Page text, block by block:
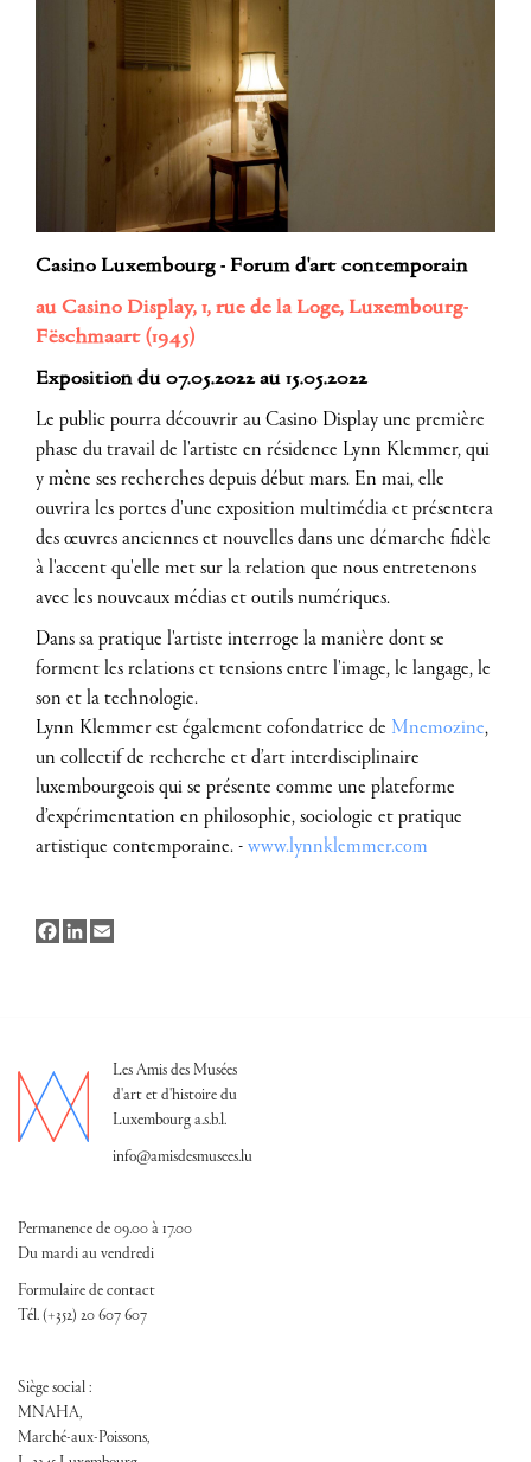
Casino Luxembourg - Forum d'art contemporain
au Casino Display, 1, rue de la Loge, Luxembourg-
Fëschmaart (1945)
Exposition du 07.05.2022 au 15.05.2022
Le public pourra découvrir au Casino Display une première
phase du travail de l'artiste en résidence Lynn Klemmer, qui
y mène ses recherches depuis début mars. En mai, elle
ouvrira les portes d'une exposition multimédia et présentera
des œuvres anciennes et nouvelles dans une démarche fidèle
à l'accent qu'elle met sur la relation que nous entretenons
avec les nouveaux médias et outils numériques.
Dans sa pratique l'artiste interroge la manière dont se
forment les relations et tensions entre l'image, le langage, le
son et la technologie.
Lynn Klemmer est également cofondatrice de Mnemozine,
un collectif de recherche et d’art interdisciplinaire
luxembourgeois qui se présente comme une plateforme
d’expérimentation en philosophie, sociologie et pratique
artistique contemporaine. - www.lynnklemmer.com
FacebookLinkedIn
Les Amis des Musées
d'art et d'histoire du
Luxembourg a.s.b.l.
info@amisdesmusees.lu
Permanence de 09.00 à 17.00
Du mardi au vendredi
Formulaire de contact
Tél. (+352) 20 607 607
Siège social :
MNAHA,
Marché-aux-Poissons,